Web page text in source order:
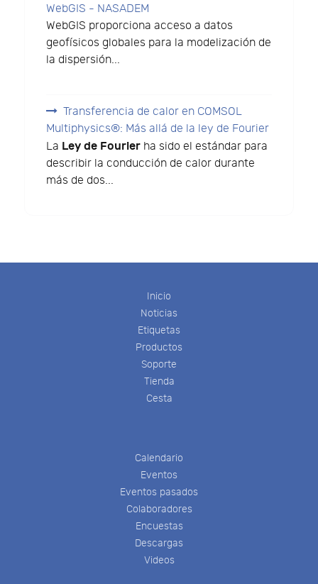
WebGIS - NASADEM
WebGIS proporciona acceso a datos
geofísicos globales para la modelización de
la dispersión...
Transferencia de calor en COMSOL
Multiphysics®: Más allá de la ley de Fourier
La Ley de Fourier ha sido el estándar para
describir la conducción de calor durante
más de dos...
Inicio
Noticias
Etiquetas
Productos
Soporte
Tienda
Cesta
Calendario
Eventos
Eventos pasados
Colaboradores
Encuestas
Descargas
Videos